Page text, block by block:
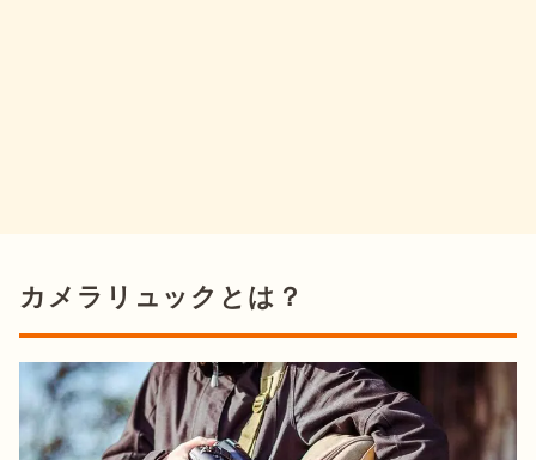
カメラリュックとは？